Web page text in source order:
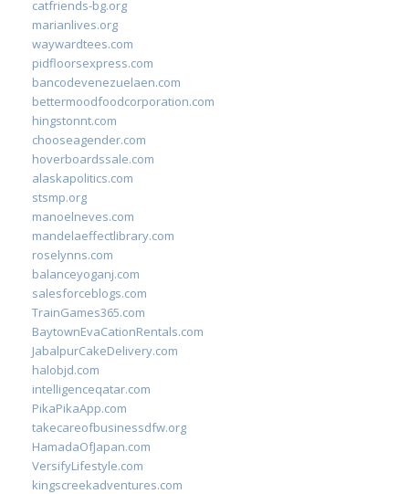
catfriends-bg.org
marianlives.org
waywardtees.com
pidfloorsexpress.com
bancodevenezuelaen.com
bettermoodfoodcorporation.com
hingstonnt.com
chooseagender.com
hoverboardssale.com
alaskapolitics.com
stsmp.org
manoelneves.com
mandelaeffectlibrary.com
roselynns.com
balanceyoganj.com
salesforceblogs.com
TrainGames365.com
BaytownEvaCationRentals.com
JabalpurCakeDelivery.com
halobjd.com
intelligenceqatar.com
PikaPikaApp.com
takecareofbusinessdfw.org
HamadaOfJapan.com
VersifyLifestyle.com
kingscreekadventures.com